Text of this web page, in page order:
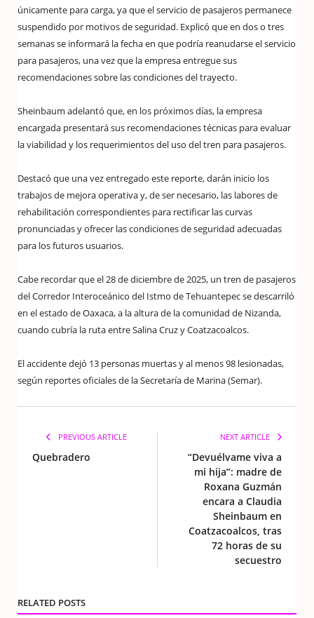
únicamente para carga, ya que el servicio de pasajeros permanece
suspendido por motivos de seguridad. Explicó que en dos o tres
semanas se informará la fecha en que podría reanudarse el servicio
para pasajeros, una vez que la empresa entregue sus
recomendaciones sobre las condiciones del trayecto.
Sheinbaum adelantó que, en los próximos días, la empresa
encargada presentará sus recomendaciones técnicas para evaluar
la viabilidad y los requerimientos del uso del tren para pasajeros.
Destacó que una vez entregado este reporte, darán inicio los
trabajos de mejora operativa y, de ser necesario, las labores de
rehabilitación correspondientes para rectificar las curvas
pronunciadas y ofrecer las condiciones de seguridad adecuadas
para los futuros usuarios.
Cabe recordar que el 28 de diciembre de 2025, un tren de pasajeros
del Corredor Interoceánico del Istmo de Tehuantepec se descarriló
en el estado de Oaxaca, a la altura de la comunidad de Nizanda,
cuando cubría la ruta entre Salina Cruz y Coatzacoalcos.
El accidente dejó 13 personas muertas y al menos 98 lesionadas,
según reportes oficiales de la Secretaría de Marina (Semar).
PREVIOUS ARTICLE
Quebradero
NEXT ARTICLE
“Devuélvame viva a
mi hija”: madre de
Roxana Guzmán
encara a Claudia
Sheinbaum en
Coatzacoalcos, tras
72 horas de su
secuestro
RELATED POSTS